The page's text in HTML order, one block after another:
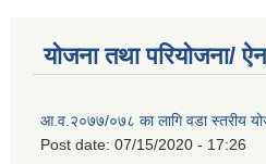
योजना तथा परियोजना/
आ.व.२०७७/०७८ का लागि वडा स्तरीय
Post date: 07/15/2020 - 17:26